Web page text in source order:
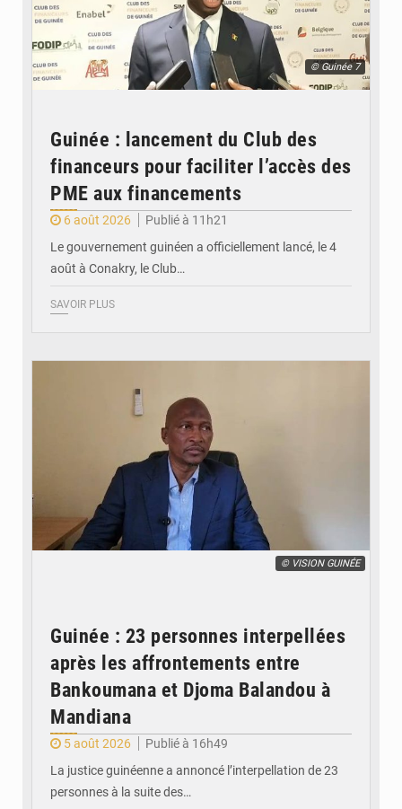
© Guinée 7
Guinée : lancement du Club des
financeurs pour faciliter l’accès des
PME aux financements
6 août 2026
Publié à 11h21
Le gouvernement guinéen a officiellement lancé, le 4
août à Conakry, le Club…
SAVOIR PLUS
© VISION GUINÉE
Guinée : 23 personnes interpellées
après les affrontements entre
Bankoumana et Djoma Balandou à
Mandiana
5 août 2026
Publié à 16h49
La justice guinéenne a annoncé l’interpellation de 23
personnes à la suite des…